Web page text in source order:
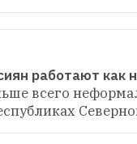
работают как
всего